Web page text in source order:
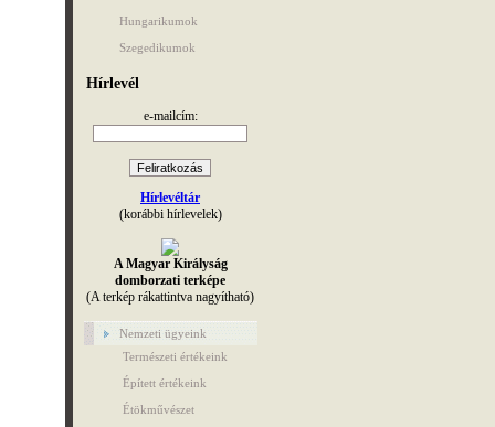
Hungarikumok
Szegedikumok
Hírlevél
e-mailcím:
Hírlevéltár
(korábbi hírlevelek)
A Magyar Királyság
domborzati terképe
(A terkép rákattintva nagyítható)
Nemzeti ügyeink
Természeti értékeink
Épített értékeink
Étökművészet